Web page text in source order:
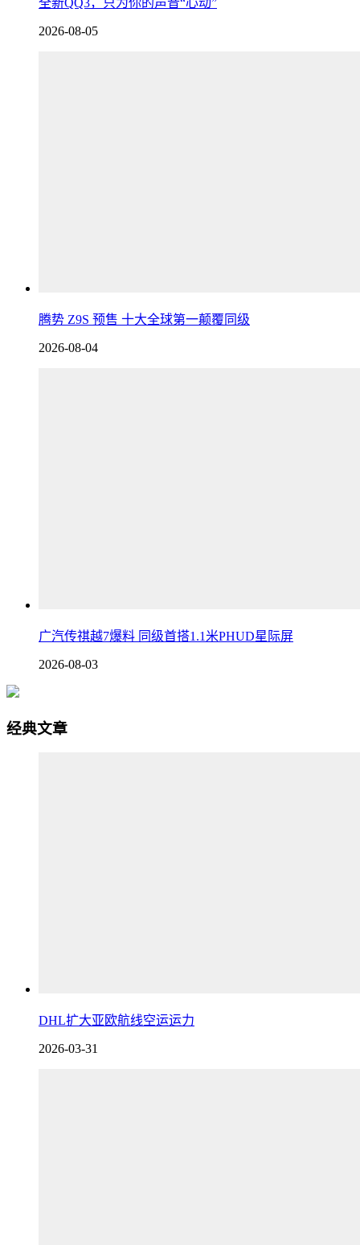
全新QQ3，只为你的声音“心动”
2026-08-05
腾势 Z9S 预售 十大全球第一颠覆同级
2026-08-04
广汽传祺越7爆料 同级首搭1.1米PHUD星际屏
2026-08-03
经典文章
DHL扩大亚欧航线空运运力
2026-03-31